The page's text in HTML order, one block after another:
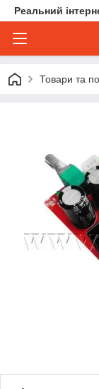
Реальний
Товари та